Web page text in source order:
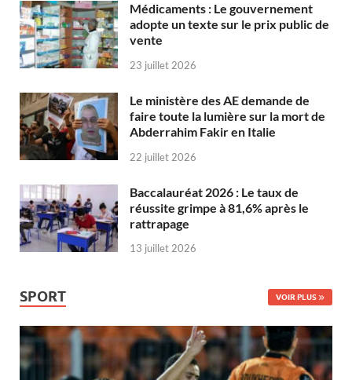
Médicaments : Le gouvernement
adopte un texte sur le prix public de
vente
23 juillet 2026
Le ministère des AE demande de
faire toute la lumière sur la mort de
Abderrahim Fakir en Italie
22 juillet 2026
Baccalauréat 2026 : Le taux de
réussite grimpe à 81,6% après le
rattrapage
13 juillet 2026
SPORT VOIR PLUS